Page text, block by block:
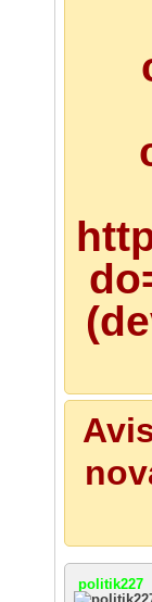
politik227